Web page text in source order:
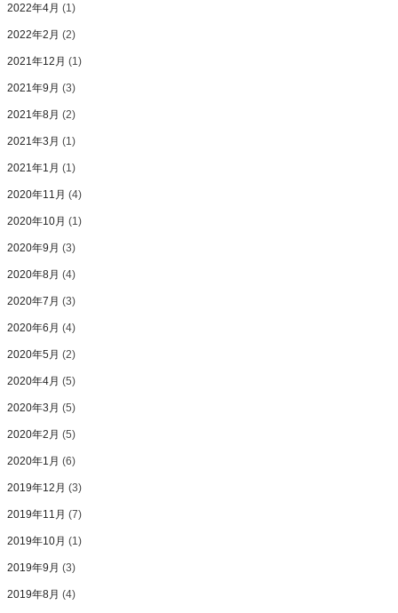
2022年4月 (1)
2022年2月 (2)
2021年12月 (1)
2021年9月 (3)
2021年8月 (2)
2021年3月 (1)
2021年1月 (1)
2020年11月 (4)
2020年10月 (1)
2020年9月 (3)
2020年8月 (4)
2020年7月 (3)
2020年6月 (4)
2020年5月 (2)
2020年4月 (5)
2020年3月 (5)
2020年2月 (5)
2020年1月 (6)
2019年12月 (3)
2019年11月 (7)
2019年10月 (1)
2019年9月 (3)
2019年8月 (4)